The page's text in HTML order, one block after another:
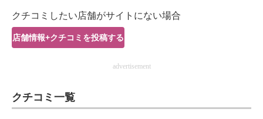
製造業のIT導入・活用を支援
エレクトロニクス専門サイト
電子設計の基本と応用
クチコミしたい店舗がサイトにない場合
店舗情報+クチコミを投稿する
advertisement
クチコミ一覧